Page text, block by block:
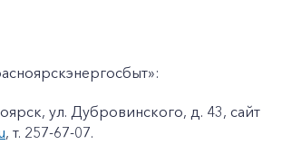
ул. Дубровинского, д. 43, сайт
, т. 257-67-07.